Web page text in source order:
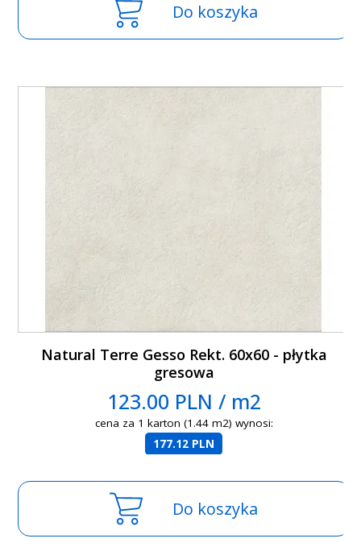
Do koszyka
Natural Terre Gesso Rekt. 60x60 - płytka
gresowa
123.00 PLN / m2
cena za 1 karton (1.44 m2) wynosi:
177.12 PLN
Do koszyka